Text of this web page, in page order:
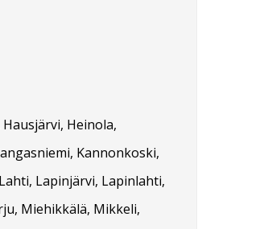
Heinola,
Kannonkoski,
Lapinjärvi, Lapinlahti,
Miehikkälä, Mikkeli,